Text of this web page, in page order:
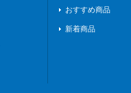
おすすめ商品
新着商品